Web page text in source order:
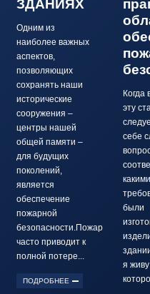
ЗДАНИЯХ
Одним из
наиболее важных
аспектов,
позволяющих
сохранять наши
исторические
сооружения –
центры нашей
общей памяти –
для будущих
поколений,
является
обеспечение
пожарной
безопасности.Пожар
часто приводит к
полной потере...
ПОДРОБНЕЕ
Когда
эту
себе
какими
были
я